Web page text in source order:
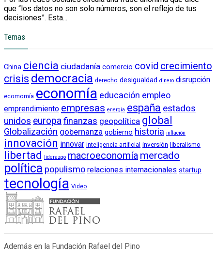
que “los datos no son solo números, son el reflejo de tus
decisiones”. Esta...
Temas
China ciencia ciudadanía comercio covid crecimiento
crisis democracia derecho desigualdad dinero disrupción
ecomomía economía educación empleo
emprendimiento empresas energía españa estados
unidos europafinanzas geopolítica global
Globalización gobernanza gobierno historia inflación
innovación innovar inteligencia artificial inversión liberalismo
libertad liderazgo macroeconomía mercado
política populismo relaciones internacionales startup
tecnología Video
Además en la Fundación Rafael del Pino